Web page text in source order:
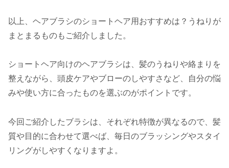
以上、ヘアブラシのショートヘア用おすすめは？うねりが
まとまるものもご紹介しました。
ショートヘア向けのヘアブラシは、髪のうねりや絡まりを
整えながら、頭皮ケアやブローのしやすさなど、自分の悩
みや使い方に合ったものを選ぶのがポイントです。
今回ご紹介したブラシは、それぞれ特徴が異なるので、髪
質や目的に合わせて選べば、毎日のブラッシングやスタイ
リングがしやすくなりますよ。